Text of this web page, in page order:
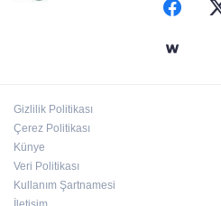
Gizlilik Politikası
Çerez Politikası
Künye
Veri Politikası
Kullanım Şartnamesi